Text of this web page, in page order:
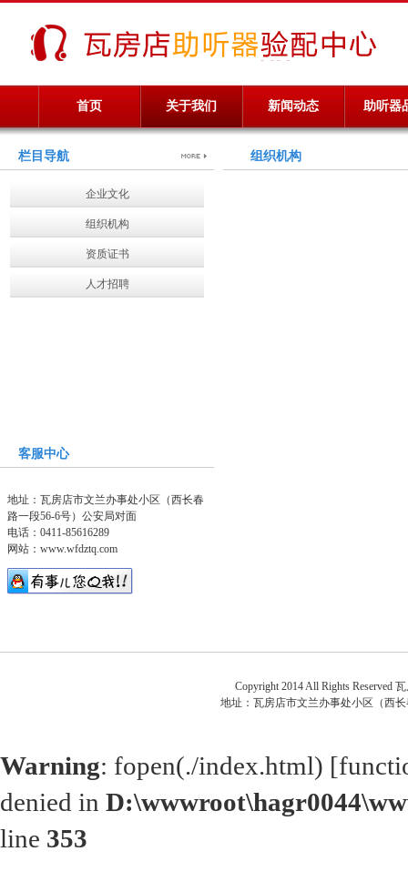
首页 关于我们 新闻动态 助听器
栏目导航
企业文化
组织机构
资质证书
人才招聘
客服中心
地址：瓦房店市文兰办事处小区（西长春
路一段56-6号）公安局对面
电话：0411-85616289
网站： www.wfdztq.com
组织机构
Copyright 2014 All Rights Reserved
地址： 瓦房店市文兰办事处小区（西
Warning: fopen(./index.html) [
denied in
line 353